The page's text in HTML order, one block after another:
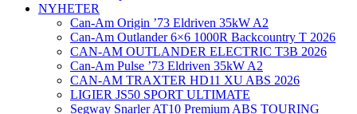
NYHETER
Can-Am Origin ’73 Eldriven 35kW A2
Can-Am Outlander 6×6 1000R Backcountry T 2026
CAN-AM OUTLANDER ELECTRIC T3B 2026
Can-Am Pulse ’73 Eldriven 35kW A2
CAN-AM TRAXTER HD11 XU ABS 2026
LIGIER JS50 SPORT ULTIMATE
Segway Snarler AT10 Premium ABS TOURING